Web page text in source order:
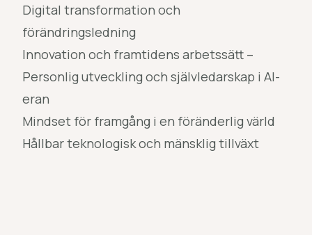
Digital transformation och
förändringsledning
Innovation och framtidens arbetssätt –
Personlig utveckling och självledarskap i AI-
eran
Mindset för framgång i en föränderlig värld
Hållbar teknologisk och mänsklig tillväxt